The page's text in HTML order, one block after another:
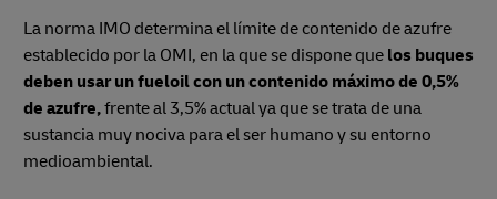
La norma IMO determina el límite de contenido de azufre
establecido por la OMI, en la que se dispone que los buques
deben usar un fueloil con un contenido máximo de 0,5%
de azufre,frente al 3,5% actual ya que se trata de una
sustancia muy nociva para el ser humano y su entorno
medioambiental.